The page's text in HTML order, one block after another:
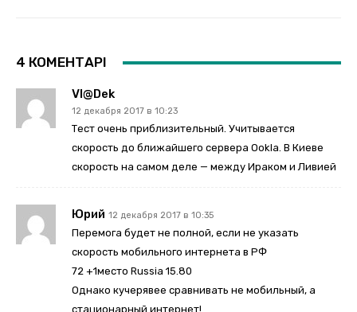
4 КОМЕНТАРІ
Vl@dek
12 декабря 2017 в 10:23
Тест очень приблизительный. Учитывается
скорость до ближайшего сервера Ookla. В Киеве
скорость на самом деле — между Ираком и Ливией
Юрий 12 декабря 2017 в 10:35
Перемога будет не полной, если не указать
скорость мобильного интернета в РФ
72 +1место Russia 15.80
Однако кучерявее сравнивать не мобильный, а
стационарный интернет!